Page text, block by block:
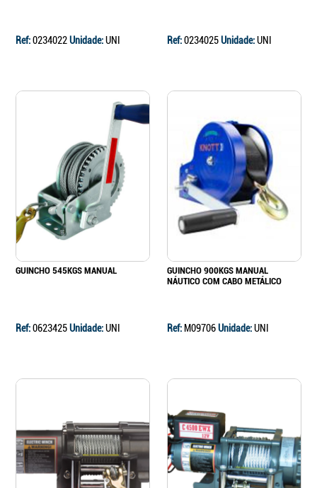
Ref:0234022Unidade:UNI Ref:0234025Unidade:UNI
GUINCHO 545KGS MANUAL
Ref:0623425Unidade:UNI
GUINCHO 900KGS MANUAL
NÁUTICO COM CABO METÁLICO
Ref: M09706Unidade:UNI